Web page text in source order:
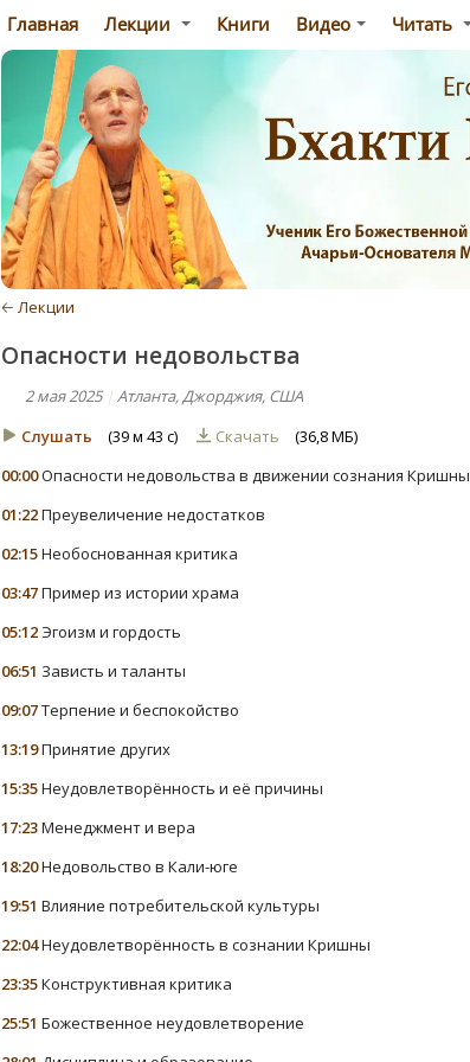
Главная Лекции Книги Видео Читать
🡠 Лекции
Опасности недовольства
2 мая 2025| Атланта, Джорджия, США
Слушать
(39 м 43 с) Скачать
(36,8 МБ)
00:00Опасности недовольства в движении сознания Кришны
01:22Преувеличение недостатков
02:15Необоснованная критика
03:47Пример из истории храма
05:12 Эгоизм и гордость
06:51 Зависть и таланты
09:07Терпение и беспокойство
13:19Принятие других
15:35Неудовлетворённость и её причины
17:23Менеджмент и вера
18:20Недовольство в Кали-юге
19:51 Влияние потребительской культуры
22:04Неудовлетворённость в сознании Кришны
23:35Конструктивная критика
25:51 Божественное неудовлетворение